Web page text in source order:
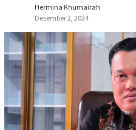
Hermina Khumairah
Desember 2, 2024